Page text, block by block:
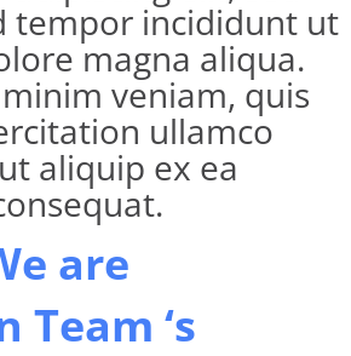
tempor incididunt ut
magna aliqua.
veniam, quis
ullamco
aliquip ex ea
are
‘s